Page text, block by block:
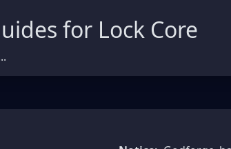
for Lock Core